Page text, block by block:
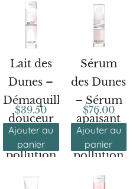
Lait des
Dunes –
Démaquillant
douceur
anti-
pollution
$39.50
Ajouter au
panier
Sérum
des Dunes
– Sérum
apaisant
& anti-
pollution
$76.00
Ajouter au
panier